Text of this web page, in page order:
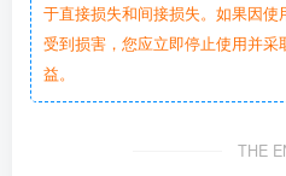
于直接损失和间接损失。如果因
受到损害，您应立即停止使用并
益。
THE